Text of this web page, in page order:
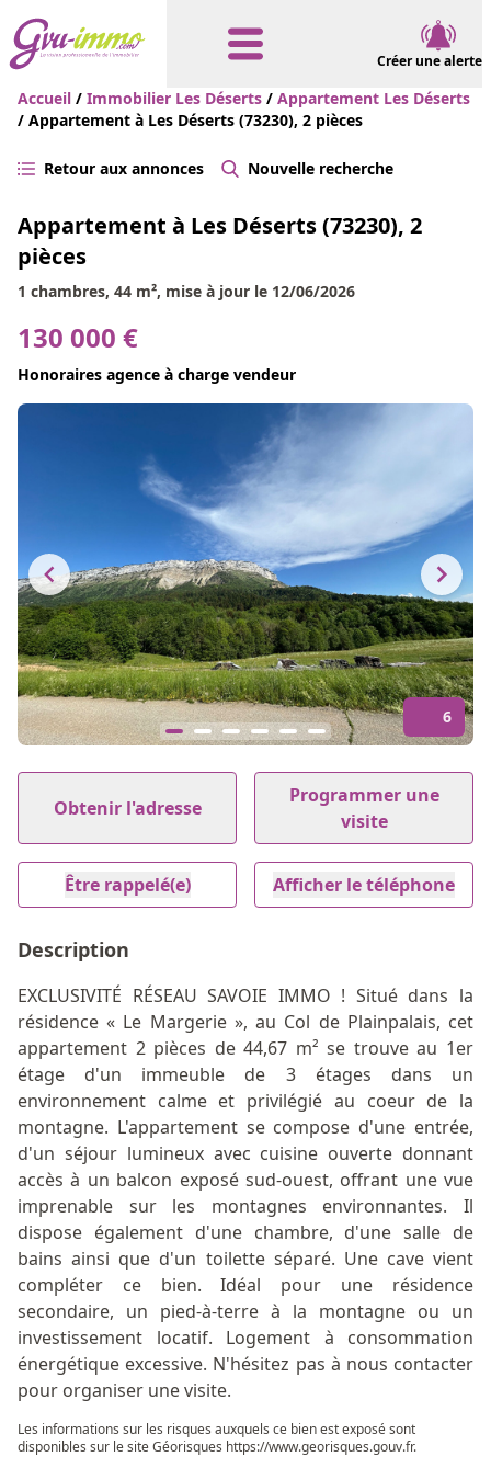
Créer une alerte
Accueil / Immobilier Les Déserts / Appartement Les Déserts
/ Appartement à Les Déserts (73230), 2 pièces
Retour aux annonces Nouvelle recherche
Appartement à Les Déserts (73230), 2
pièces
1 chambres, 44 m², mise à jour le 12/06/2026
130 000 €
Honoraires agence à charge vendeur
6
1
6
Obtenir l'adresse
Programmer une
visite
Être rappelé(e) Afficher le téléphone
Description
EXCLUSIVITÉ RÉSEAU SAVOIE IMMO ! Situé dans la
résidence « Le Margerie », au Col de Plainpalais, cet
appartement 2 pièces de 44,67 m² se trouve au 1er
étage d'un immeuble de 3 étages dans un
environnement calme et privilégié au coeur de la
montagne. L'appartement se compose d'une entrée,
d'un séjour lumineux avec cuisine ouverte donnant
accès à un balcon exposé sud-ouest, offrant une vue
imprenable sur les montagnes environnantes. Il
dispose également d'une chambre, d'une salle de
bains ainsi que d'un toilette séparé. Une cave vient
compléter ce bien. Idéal pour une résidence
secondaire, un pied-à-terre à la montagne ou un
investissement locatif. Logement à consommation
énergétique excessive. N'hésitez pas à nous contacter
pour organiser une visite.
Les informations sur les risques auxquels ce bien est exposé sont
disponibles sur le site Géorisques https://www.georisques.gouv.fr.